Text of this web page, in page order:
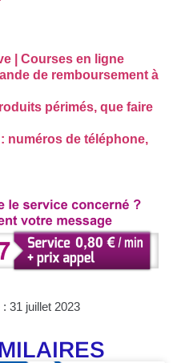
| Courses en ligne
de remboursement à
périmés, que faire
numéros de téléphone,
31 juillet 2023